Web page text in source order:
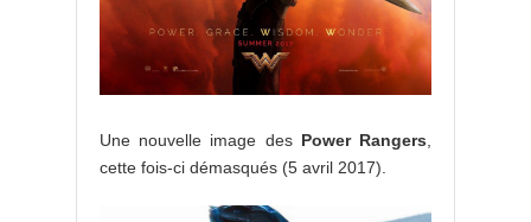
Une nouvelle image des Power Rangers
cette fois-ci démasqués (5 avril 2017).